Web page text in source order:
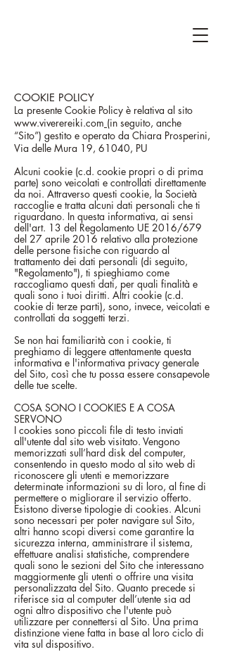
COOKIE POLICY
La presente Cookie Policy è relativa al sito
www.viverereiki.com (in seguito, anche
“Sito”) gestito e operato da Chiara Prosperini,
Via delle Mura 19, 61040, PU
Alcuni cookie (c.d. cookie propri o di prima
parte) sono veicolati e controllati direttamente
da noi. Attraverso questi cookie, la Società
raccoglie e tratta alcuni dati personali che ti
riguardano. In questa informativa, ai sensi
dell'art. 13 del Regolamento UE 2016/679
del 27 aprile 2016 relativo alla protezione
delle persone fisiche con riguardo al
trattamento dei dati personali (di seguito,
"Regolamento"), ti spieghiamo come
raccogliamo questi dati, per quali finalità e
quali sono i tuoi diritti. Altri cookie (c.d.
cookie di terze parti), sono, invece, veicolati e
controllati da soggetti terzi.
Se non hai familiarità con i cookie, ti
preghiamo di leggere attentamente questa
informativa e l'informativa privacy generale
del Sito, così che tu possa essere consapevole
delle tue scelte.
COSA SONO I COOKIES E A COSA
SERVONO
I cookies sono piccoli file di testo inviati
all'utente dal sito web visitato. Vengono
memorizzati sull’hard disk del computer,
consentendo in questo modo al sito web di
riconoscere gli utenti e memorizzare
determinate informazioni su di loro, al fine di
permettere o migliorare il servizio offerto.
Esistono diverse tipologie di cookies. Alcuni
sono necessari per poter navigare sul Sito,
altri hanno scopi diversi come garantire la
sicurezza interna, amministrare il sistema,
effettuare analisi statistiche, comprendere
quali sono le sezioni del Sito che interessano
maggiormente gli utenti o offrire una visita
personalizzata del Sito. Quanto precede si
riferisce sia al computer dell’utente sia ad
ogni altro dispositivo che l'utente può
utilizzare per connettersi al Sito. Una prima
distinzione viene fatta in base al loro ciclo di
vita sul dispositivo.